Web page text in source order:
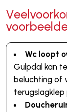
Wc loopt
Gulpdal kan
beluchting of